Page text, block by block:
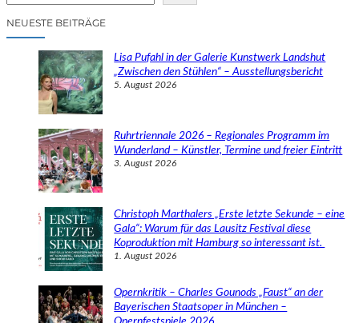
NEUESTE BEITRÄGE
Lisa Pufahl in der Galerie Kunstwerk Landshut
„Zwischen den Stühlen“ – Ausstellungsbericht
5. August 2026
Ruhrtriennale 2026 – Regionales Programm im
Wunderland – Künstler, Termine und freier Eintritt
3. August 2026
Christoph Marthalers „Erste letzte Sekunde – eine
Gala“: Warum für das Lausitz Festival diese
Koproduktion mit Hamburg so interessant ist.
1. August 2026
Opernkritik – Charles Gounods „Faust“ an der
Bayerischen Staatsoper in München –